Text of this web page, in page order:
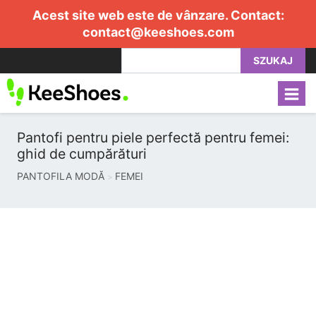
Acest site web este de vânzare. Contact:
contact@keeshoes.com
SZUKAJ
Pantofi pentru piele perfectă pentru femei:
ghid de cumpărături
PANTOFILA MODĂ FEMEI